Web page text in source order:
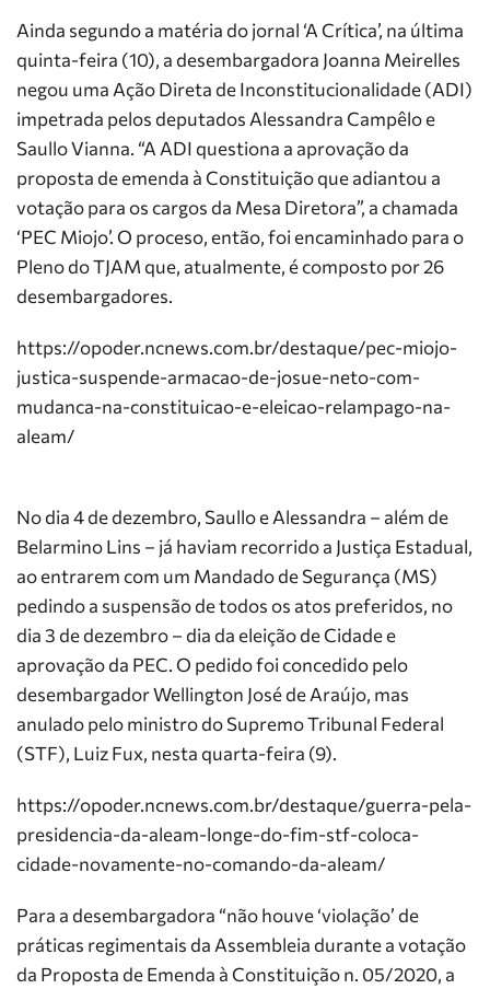
Ainda segundo a matéria do jornal ‘A Crítica’, na última
quinta-feira (10), a desembargadora Joanna Meirelles
negou uma Ação Direta de Inconstitucionalidade (ADI)
impetrada pelos deputados Alessandra Campêlo e
Saullo Vianna. “A ADI questiona a aprovação da
proposta de emenda à Constituição que adiantou a
votação para os cargos da Mesa Diretora”, a chamada
‘PEC Miojo’. O proceso, então, foi encaminhado para o
Pleno do TJAM que, atualmente, é composto por 26
desembargadores.
https://opoder.ncnews.com.br/destaque/pec-miojo-
justica-suspende-armacao-de-josue-neto-com-
mudanca-na-constituicao-e-eleicao-relampago-na-
aleam/
No dia 4 de dezembro, Saullo e Alessandra – além de
Belarmino Lins – já haviam recorrido a Justiça Estadual,
ao entrarem com um Mandado de Segurança (MS)
pedindo a suspensão de todos os atos preferidos, no
dia 3 de dezembro – dia da eleição de Cidade e
aprovação da PEC. O pedido foi concedido pelo
desembargador Wellington José de Araújo, mas
anulado pelo ministro do Supremo Tribunal Federal
(STF), Luiz Fux, nesta quarta-feira (9).
https://opoder.ncnews.com.br/destaque/guerra-pela-
presidencia-da-aleam-longe-do-fim-stf-coloca-
cidade-novamente-no-comando-da-aleam/
Para a desembargadora “não houve ‘violação’ de
práticas regimentais da Assembleia durante a votação
da Proposta de Emenda à Constituição n. 05/2020, a